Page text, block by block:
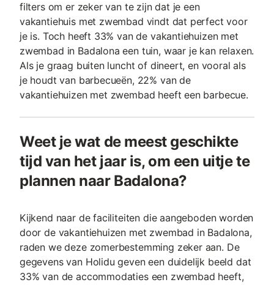
filters om er zeker van te zijn dat je een
vakantiehuis met zwembad vindt dat perfect voor
je is. Toch heeft 33% van de vakantiehuizen met
zwembad in Badalona een tuin, waar je kan relaxen.
Als je graag buiten luncht of dineert, en vooral als
je houdt van barbecueën, 22% van de
vakantiehuizen met zwembad heeft een barbecue.
Weet je wat de meest geschikte
tijd van het jaar is, om een uitje te
plannen naar Badalona?
Kijkend naar de faciliteiten die aangeboden worden
door de vakantiehuizen met zwembad in Badalona,
raden we deze zomerbestemming zeker aan. De
gegevens van Holidu geven een duidelijk beeld dat
33% van de accommodaties een zwembad heeft,